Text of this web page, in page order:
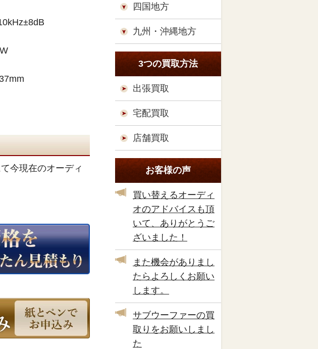
今現在のオーディ
四国地方
九州・沖縄地方
3つの買取方法
出張買取
宅配買取
店舗買取
お客様の声
買い替えるオーディ
オのアドバイスも頂
いて、ありがとうご
ざいました！
また機会がありまし
たらよろしくお願い
します。
サブウーファーの買
取りをお願いしまし
た